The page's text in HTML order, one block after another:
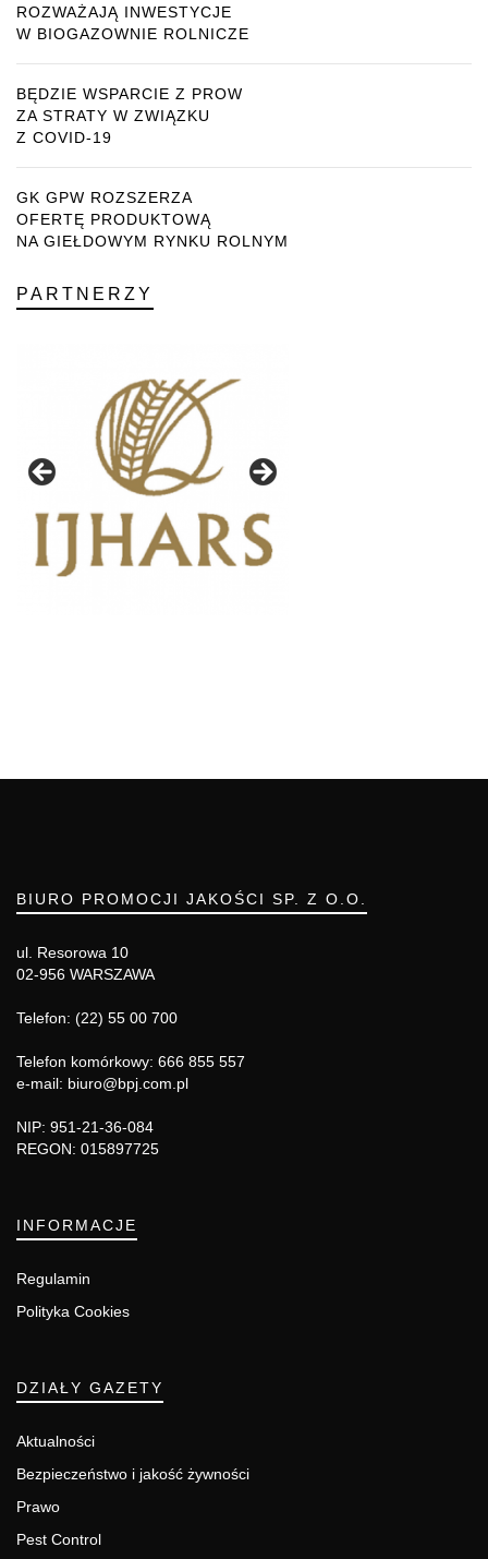
ROZWAŻAJĄ INWESTYCJE
W BIOGAZOWNIE ROLNICZE
BĘDZIE WSPARCIE Z PROW
ZA STRATY W ZWIĄZKU
Z COVID-19
GK GPW ROZSZERZA
OFERTĘ PRODUKTOWĄ
NA GIEŁDOWYM RYNKU ROLNYM
PARTNERZY
BIURO PROMOCJI JAKOŚCI SP. Z O.O.
ul. Resorowa 10
02-956 WARSZAWA
Telefon: (22) 55 00 700
Telefon komórkowy: 666 855 557
e-mail: biuro@bpj.com.pl
NIP: 951-21-36-084
REGON: 015897725
INFORMACJE
Regulamin
Polityka Cookies
DZIAŁY GAZETY
Aktualności
Bezpieczeństwo i jakość żywności
Prawo
Pest Control